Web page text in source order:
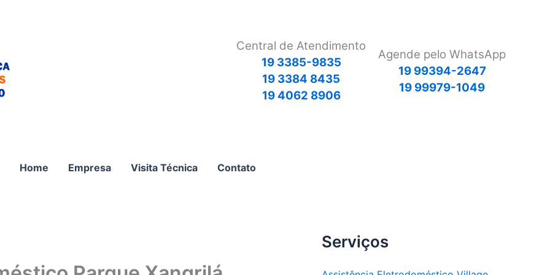
Central de Atendimento
19 3385-9835
19 3384 8435
19 4062 8906
Agende pelo WhatsApp
19 99394-2647
19 99979-1049
Home Empresa Visita Técnica Contato
Serviços